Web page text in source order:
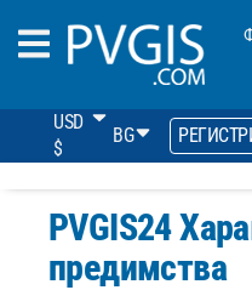
USD
$
BG
PVGIS24
предимства